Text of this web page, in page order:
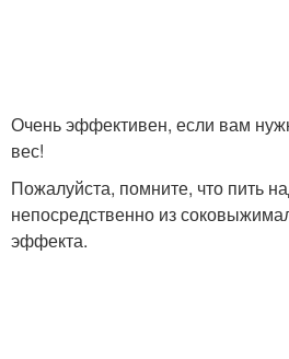
Очень эффективен, если вам
вес!
Пожалуйста, помните, что пить
непосредственно из
эффекта.